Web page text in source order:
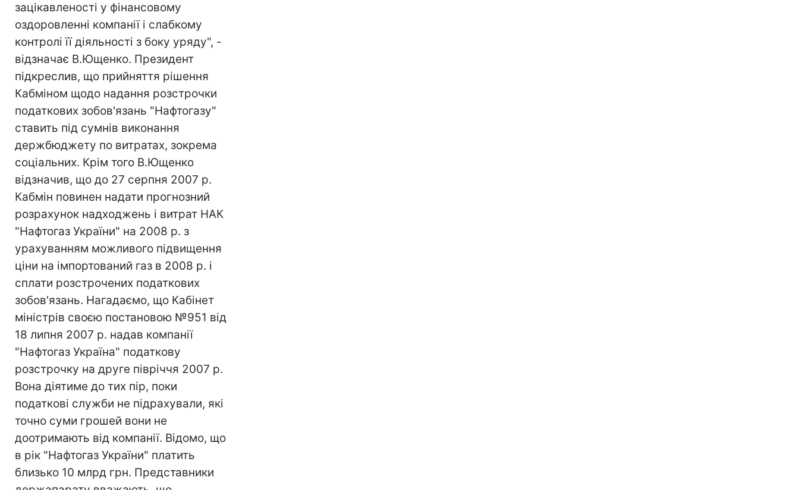
зацікавленості у фінансовому
оздоровленні компанії і слабкому
контролі її діяльності з боку уряду", -
відзначає В.Ющенко. Президент
підкреслив, що прийняття рішення
Кабміном щодо надання розстрочки
податкових зобов'язань "Нафтогазу"
ставить під сумнів виконання
держбюджету по витратах, зокрема
соціальних. Крім того В.Ющенко
відзначив, що до 27 серпня 2007 р.
Кабмін повинен надати прогнозний
розрахунок надходжень і витрат НАК
"Нафтогаз України" на 2008 р. з
урахуванням можливого підвищення
ціни на імпортований газ в 2008 р. і
сплати розстрочених податкових
зобов'язань. Нагадаємо, що Кабінет
міністрів своєю постановою №951 від
18 липня 2007 р. надав компанії
"Нафтогаз Україна" податкову
розстрочку на друге півріччя 2007 р.
Вона діятиме до тих пір, поки
податкові служби не підрахували, які
точно суми грошей вони не
доотримають від компанії. Відомо, що
в рік "Нафтогаз України" платить
близько 10 млрд грн. Представники